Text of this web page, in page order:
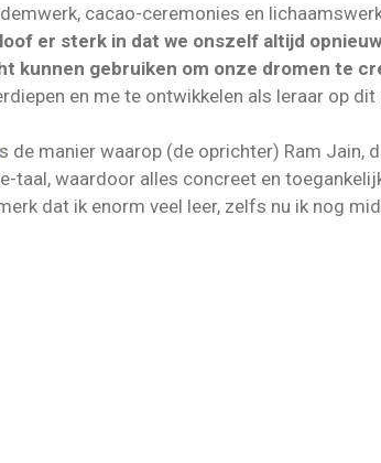
cacao-ceremonies en
er sterk in dat we onszelf altijd
kunnen gebruiken om onze dromen te
en me te ontwikkelen als leraar op dit
de manier waarop (de oprichter) Ram Jain,
taal, waardoor alles concreet en
dat ik enorm veel leer, zelfs nu ik nog